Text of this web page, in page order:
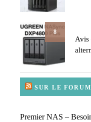
8
Avis
SUR LE
Premier NAS –